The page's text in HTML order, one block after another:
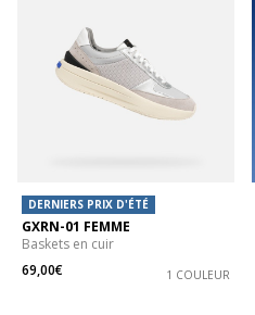
DERNIERS PRIX D'ÉTÉ
GXRN-01 FEMME
Baskets en cuir
69,00€
1 COULEUR